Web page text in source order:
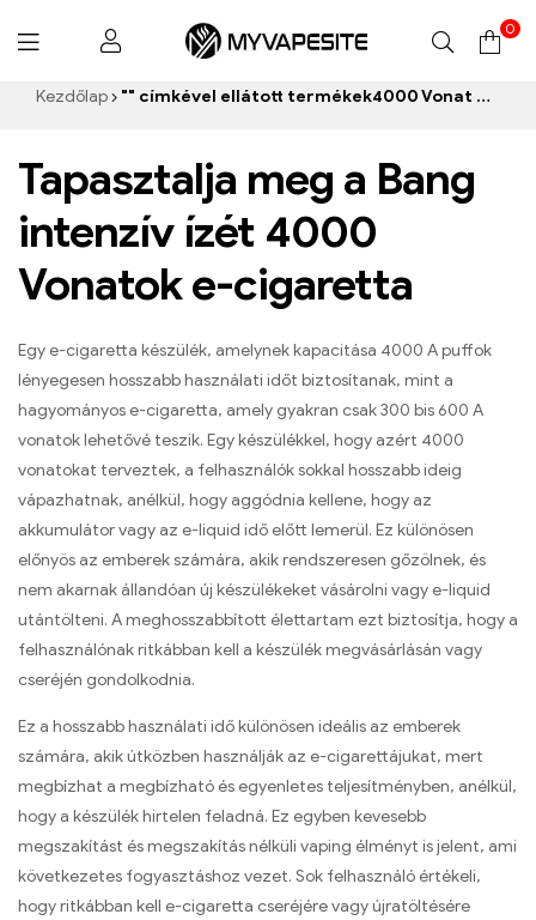
Myvapesite.de
0
Kezdőlap "" címkével ellátott termékek4000 Vonat e-cigaretta”
Tapasztalja meg a Bang
intenzív ízét 4000
Vonatok e-cigaretta
Egy e-cigaretta készülék, amelynek kapacitása 4000 A puffok
lényegesen hosszabb használati időt biztosítanak, mint a
hagyományos e-cigaretta, amely gyakran csak 300 bis 600 A
vonatok lehetővé teszik. Egy készülékkel, hogy azért 4000
vonatokat terveztek, a felhasználók sokkal hosszabb ideig
vápazhatnak, anélkül, hogy aggódnia kellene, hogy az
akkumulátor vagy az e-liquid idő előtt lemerül. Ez különösen
előnyös az emberek számára, akik rendszeresen gőzölnek, és
nem akarnak állandóan új készülékeket vásárolni vagy e-liquid
utántölteni. A meghosszabbított élettartam ezt biztosítja, hogy a
felhasználónak ritkábban kell a készülék megvásárlásán vagy
cseréjén gondolkodnia.
Ez a hosszabb használati idő különösen ideális az emberek
számára, akik útközben használják az e-cigarettájukat, mert
megbízhat a megbízható és egyenletes teljesítményben, anélkül,
hogy a készülék hirtelen feladná. Ez egyben kevesebb
megszakítást és megszakítás nélküli vaping élményt is jelent, ami
következetes fogyasztáshoz vezet. Sok felhasználó értékeli,
hogy ritkábban kell e-cigaretta cseréjére vagy újratöltésére